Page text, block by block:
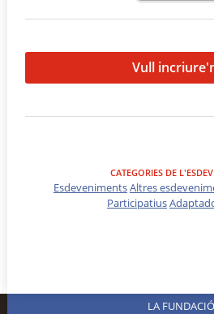
Vull
CATEGORIES DE
EsdevenimentsAltres
Participatius
LA FUNDACIÓ